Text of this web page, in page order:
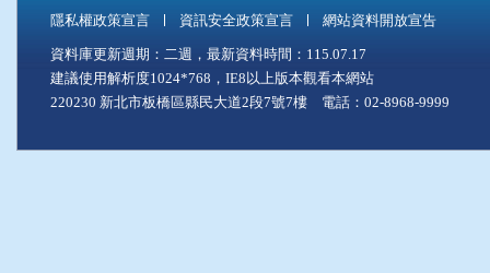
隱私權政策宣言 資訊安全政策宣言 網站資料開放宣告
資料庫更新週期：二週，最新資料時間：115.07.17
建議使用解析度1024*768，IE8以上版本觀看本網站
220230 新北市板橋區縣民大道2段7號7樓 電話：02-8968-9999